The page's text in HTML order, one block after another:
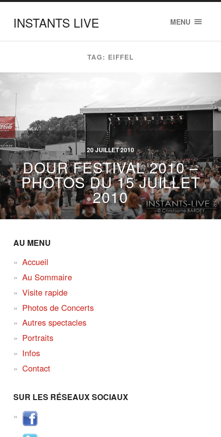
INSTANTS LIVE MENU
TAG: EIFFEL
20 JUILLET 2010
DOUR FESTIVAL 2010 –
PHOTOS DU 15 JUILLET
2010
AU MENU
Accueil
Au Sommaire
Visite rapide
Photos de Concerts
Autres spectacles
Portraits
Infos
Contact
SUR LES RÉSEAUX SOCIAUX